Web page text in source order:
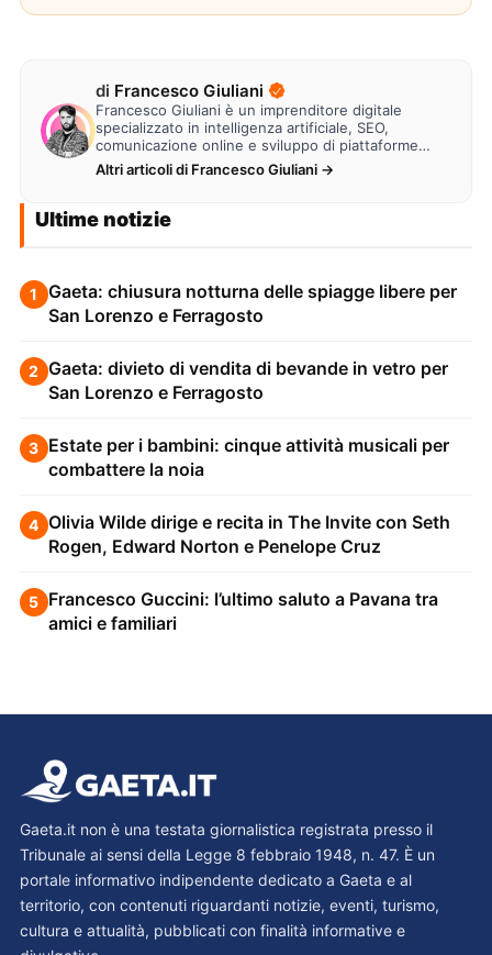
di Francesco Giuliani
Francesco Giuliani è un imprenditore digitale
specializzato in intelligenza artificiale, SEO,
comunicazione online e sviluppo di piattaforme
web. Lavora alla creazione di…
Altri articoli di Francesco Giuliani →
Ultime notizie
1
Gaeta: chiusura notturna delle spiagge libere per
San Lorenzo e Ferragosto
2 Gaeta: divieto di vendita di bevande in vetro per
San Lorenzo e Ferragosto
3 Estate per i bambini: cinque attività musicali per
combattere la noia
4 Olivia Wilde dirige e recita in The Invite con Seth
Rogen, Edward Norton e Penelope Cruz
5 Francesco Guccini: l’ultimo saluto a Pavana tra
amici e familiari
Gaeta.it non è una testata giornalistica registrata presso il
Tribunale ai sensi della Legge 8 febbraio 1948, n. 47. È un
portale informativo indipendente dedicato a Gaeta e al
territorio, con contenuti riguardanti notizie, eventi, turismo,
cultura e attualità, pubblicati con finalità informative e